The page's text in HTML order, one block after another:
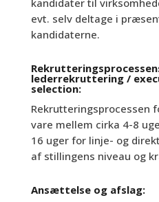
kandidater til
evt. selv deltage i
kandidaterne.
lederrekruttering /
selection:
Rekrutteringsprocessen
vare mellem cirka 4-8
16 uger for linje- og
af stillingens niveau og
Ansættelse og afslag: